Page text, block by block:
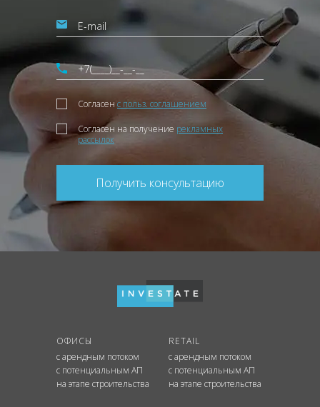
Согласен с польз. соглашением
Согласен на получение рекламных
рассылок
Получить консультацию
ОФИСЫ
с арендным потоком
с потенциальным АП
на этапе строительства
RETAIL
с арендным потоком
с потенциальным АП
на этапе строительства